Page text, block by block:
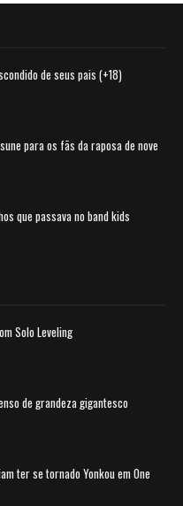
de seus pais (+18)
para os fãs da raposa de nove
que passava no band kids
Solo Leveling
de grandeza gigantesco
ter se tornado Yonkou em One